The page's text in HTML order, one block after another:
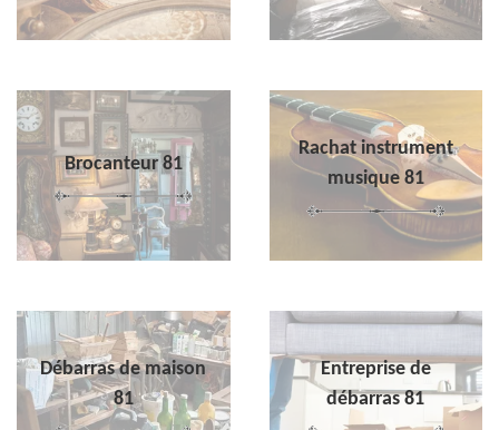
Brocanteur 81
Rachat instrument
musique 81
Débarras de maison
81
Entreprise de
débarras 81